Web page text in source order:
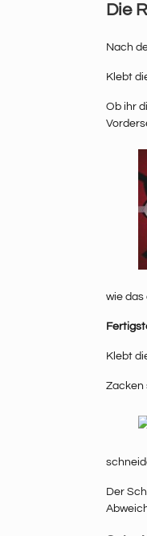
Die
Nach
Klebt
Ob ihr
wie das
Klebt
Zacken
Der